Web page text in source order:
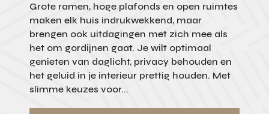
Grote ramen, hoge plafonds en open ruimtes
maken elk huis indrukwekkend, maar
brengen ook uitdagingen met zich mee als
het om gordijnen gaat. Je wilt optimaal
genieten van daglicht, privacy behouden en
het geluid in je interieur prettig houden. Met
slimme keuzes voor...